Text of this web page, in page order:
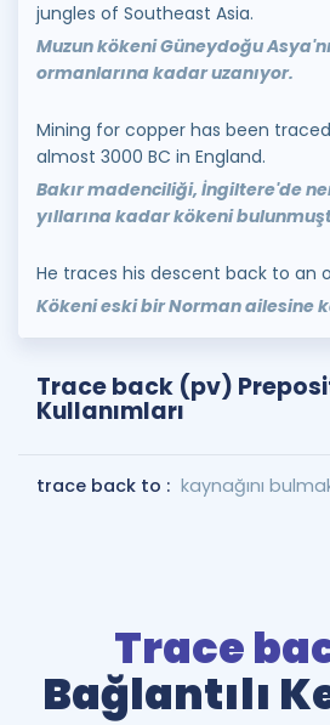
jungles of Southeast Asia.
Muzun kökeni Güneydoğu
ormanlarına kadar uzanıyor.
Mining for copper has been
almost 3000 BC in England.
Bakır madenciliği, İngiltere'de
yıllarına kadar kökeni
He traces his descent back to an
Kökeni eski bir Norman ailesine
Trace back (pv)
Kullanımları
trace back to : kaynağını
Trace
Bağlantılı